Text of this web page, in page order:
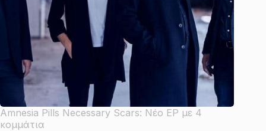
Amnesia Pills Necessary Scars: Νέο EP με 4
κομμάτια